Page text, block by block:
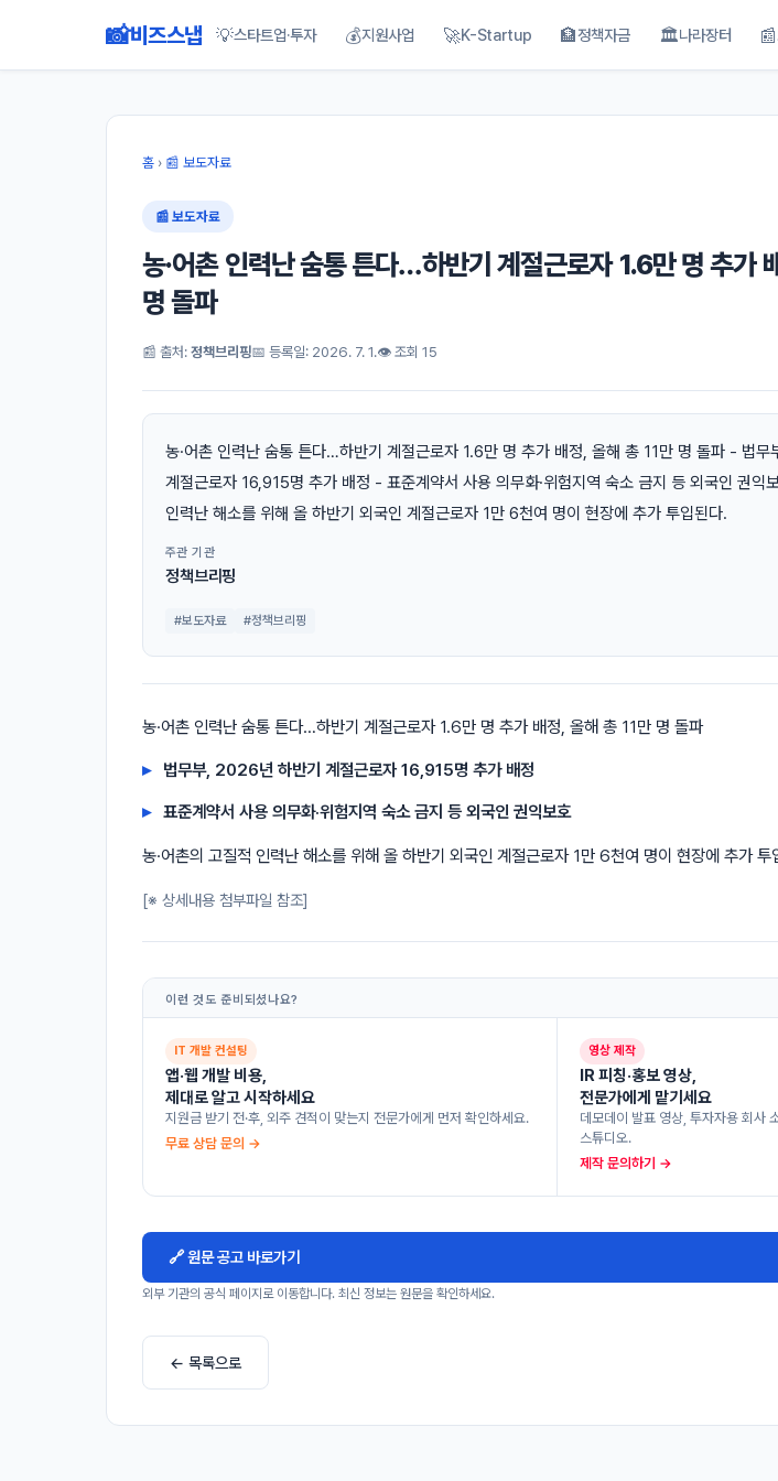
📸비즈스냅 💡스타트업·투자 💰지원사업 🚀K-Startup 🏦정책자금 🏛나라장터 📰
홈 › 📰 보도자료
📰 보도자료
농·어촌 인력난 숨통 튼다…하반기 계절근로자 1.6만 명 추가
명 돌파
📰 출처: 정책브리핑📅 등록일: 2026. 7. 1.👁 조회 15
농·어촌 인력난 숨통 튼다…하반기 계절근로자 1.6만 명 추가 배정, 올해 총 11만 명 돌파 - 법무
계절근로자 16,915명 추가 배정 - 표준계약서 사용 의무화·위험지역 숙소 금지 등 외국인 권익
인력난 해소를 위해 올 하반기 외국인 계절근로자 1만 6천여 명이 현장에 추가 투입된다.
주관 기관
정책브리핑
#보도자료 #정책브리핑
농·어촌 인력난 숨통 튼다…하반기 계절근로자 1.6만 명 추가 배정, 올해 총 11만 명 돌파
법무부, 2026년 하반기 계절근로자 16,915명 추가 배정
표준계약서 사용 의무화·위험지역 숙소 금지 등 외국인 권익보호
농·어촌의 고질적 인력난 해소를 위해 올 하반기 외국인 계절근로자 1만 6천여 명이 현장에 추가 투
[※ 상세내용 첨부파일 참조]
이런 것도 준비되셨나요?
IT 개발 컨설팅
앱·웹 개발 비용,
제대로 알고 시작하세요
지원금 받기 전·후, 외주 견적이 맞는지 전문가에게 먼저 확인하세요.
무료 상담 문의 →
영상 제작
IR 피칭·홍보 영상,
전문가에게 맡기세요
데모데이 발표 영상, 투자자용 회사
스튜디오.
제작 문의하기 →
🔗 원문 공고 바로가기
외부 기관의 공식 페이지로 이동합니다. 최신 정보는 원문을 확인하세요.
← 목록으로